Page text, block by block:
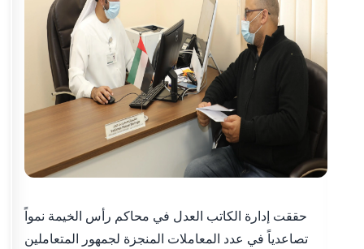
حققت إدارة الكاتب العدل في محاكم رأس الخيمة نمواً
تصاعدياً في عدد المعاملات المنجزة لجمهور المتعاملين